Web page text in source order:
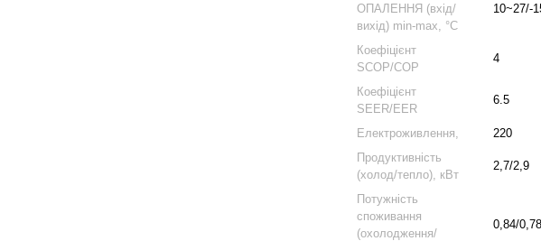
ОПАЛЕННЯ (вхід/
вихід) min-max, °С
10~27/-
Коефіцієнт
SCOP/COP
4
Коефіцієнт
SEER/EER
6.5
Електроживлення,
220
Продуктивність
(холод/тепло), кВт
2,7/2,9
Потужність
споживання
(охолодження/
0,84/0,78